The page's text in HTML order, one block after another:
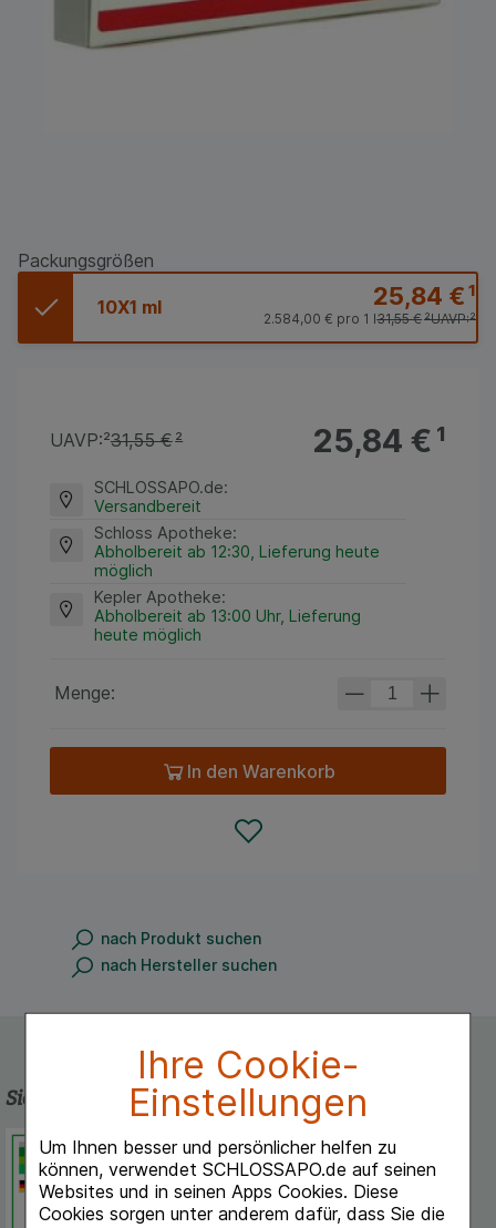
Ihre Cookie-
Einstellungen
Um Ihnen besser und persönlicher helfen zu
können, verwendet SCHLOSSAPO.de auf seinen
Websites und in seinen Apps Cookies. Diese
Cookies sorgen unter anderem dafür, dass Sie die
Packungsgrößen
10X1 ml 25,84 €¹
UAVP:²
31,55 €²
2.584,00 € pro 1 l
25,84 €¹
UAVP:²31,55 €²
SCHLOSSAPO.de:
Versandbereit
Schloss Apotheke:
Abholbereit ab 12:30, Lieferung heute
möglich
Kepler Apotheke:
Abholbereit ab 13:00 Uhr, Lieferung
heute möglich
Menge:
In den Warenkorb
nach Produkt suchen
nach Hersteller suchen
Sicherheit und Qualität
Schlossapo.de ist registriert beim
Deutschen Institut für Medizinische
Dokumentation und Information.